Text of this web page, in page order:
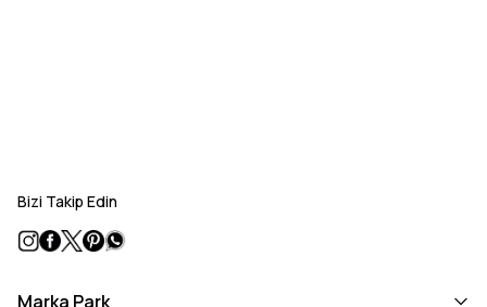
Bizi Takip Edin
Marka Park